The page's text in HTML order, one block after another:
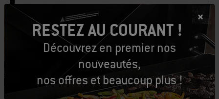
240 millilitres de xérès sec
35 grammes de farine tout usage
60 millilitres de crème à fouetter épaisse
RESTEZ AU COURANT !
Découvrez en premier nos
nouveautés,
nos offres et beaucoup plus !